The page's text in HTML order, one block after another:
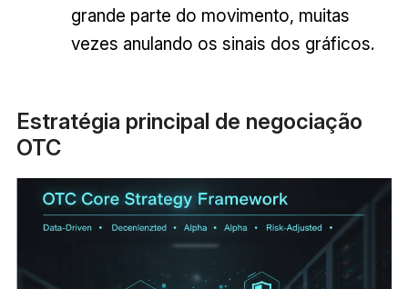
grande parte do movimento, muitas
vezes anulando os sinais dos gráficos.
Estratégia principal de negociação
OTC